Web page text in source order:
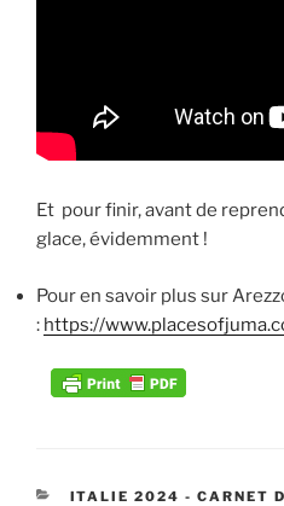
Et pour finir, avant de
glace, évidemment !
Pour en savoir plus sur
: https://
CATÉGORIES
ITALIE 2024 - CARNET